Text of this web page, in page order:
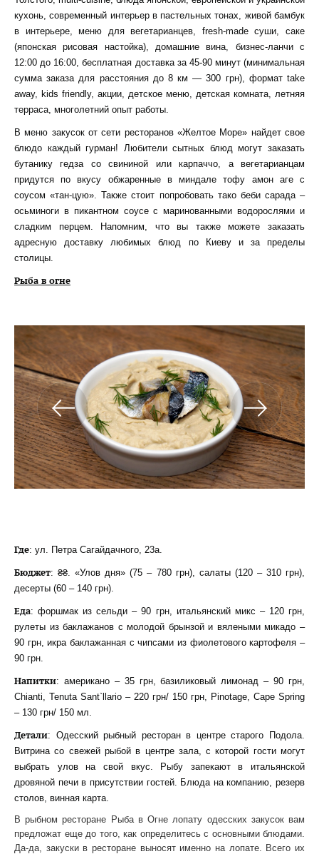
кухонь, современный интерьер в пастельных тонах, живой бамбук
в интерьере, меню для вегетарианцев, fresh-made суши, саке
(японская рисовая настойка), домашние вина, бизнес-ланчи с
12:00 до 16:00, бесплатная доставка за 45-90 минут (минимальная
сумма заказа для расстояния до 8 км — 300 грн), формат take
away, kids friendly, акции, детское меню, детская комната, летняя
терраса, многолетний опыт работы.
В меню закусок от сети ресторанов «Желтое Море» найдет свое
блюдо каждый гурман! Любители сытных блюд могут заказать
бутанику гедза со свининой или карпаччо, а вегетарианцам
придутся по вкусу обжаренные в миндале тофу амон аге с
соусом «тан-цую». Также стоит попробовать тако беби сарада –
осьминоги в пикантном соусе с маринованными водорослями и
сладким перцем. Напомним, что вы также можете заказать
адресную доставку любимых блюд по Киеву и за пределы
столицы.
Рыба в огне
Где: ул. Петра Сагайдачного, 23а.
Бюджет: ₴₴. «Улов дня» (75 – 780 грн), салаты (120 – 310 грн),
десерты (60 – 140 грн).
Еда: форшмак из сельди – 90 грн, итальянский микс – 120 грн,
рулеты из баклажанов с молодой брынзой и вялеными микадо –
90 грн, икра баклажанная с чипсами из фиолетового картофеля –
90 грн.
Напитки: американо – 35 грн, базиликовый лимонад – 90 грн,
Chianti, Tenuta Sant`llario – 220 грн/ 150 грн, Pinotage, Cape Spring
– 130 грн/ 150 мл.
Детали: Одесский рыбный ресторан в центре старого Подола.
Витрина со свежей рыбой в центре зала, с которой гости могут
выбрать улов на свой вкус. Рыбу запекают в итальянской
дровяной печи в присутствии гостей. Блюда на компанию, резерв
столов, винная карта.
В рыбном ресторане Рыба в Огне лопату одесских закусок вам
предложат еще до того, как определитесь с основными блюдами.
Да-да, закуски в ресторане выносят именно на лопате. Всего их